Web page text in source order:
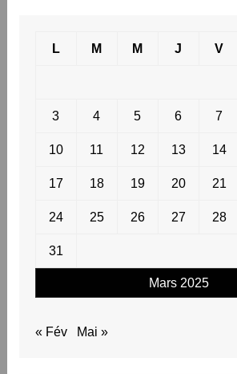
Mars 2025
L M M J V
3 4 5 6 7
10 11 12 13 14
17 18 19 20 21
24 25 26 27 28
31
« Fév Mai »